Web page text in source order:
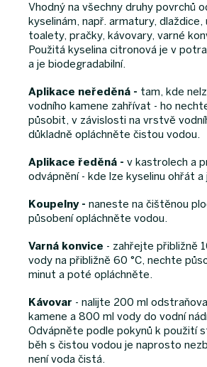
Vhodný na všechny druhy povrchů
kyselinám, např. armatury, dlaždice,
toalety, pračky, kávovary, varné
Použitá kyselina citronová je v
a je biodegradabilní.
Aplikace neředěná - tam, kde
vodního kamene zahřívat - ho
působit, v závislosti na vrstvě
důkladně opláchněte čistou vodou.
Aplikace ředěná - v kastrolech a
odvápnění - kde lze kyselinu ohřát
Koupelny - naneste na čištěnou
působení opláchněte vodou.
Varná konvice - zahřejte přibližně
vody na přibližně 60 °C, nechte
minut a poté opláchněte.
Kávovar - nalijte 200 ml
kamene a 800 ml vody do vodní
Odvápněte podle pokynů k použití
běh s čistou vodou je naprosto
není voda čistá.